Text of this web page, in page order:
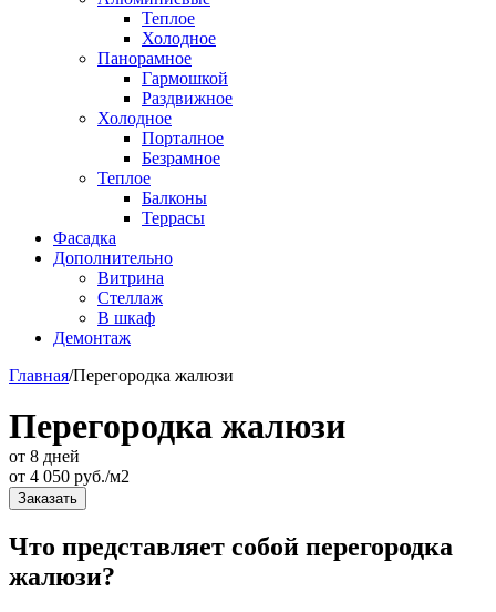
Теплое
Холодное
Панорамное
Гармошкой
Раздвижное
Холодное
Порталное
Безрамное
Теплое
Балконы
Террасы
Фасадка
Дополнительно
Витрина
Стеллаж
В шкаф
Демонтаж
Главная/Перегородка жалюзи
Перегородка жалюзи
от 8 дней
от 4 050 руб./м2
Заказать
Что представляет собой перегородка
жалюзи?